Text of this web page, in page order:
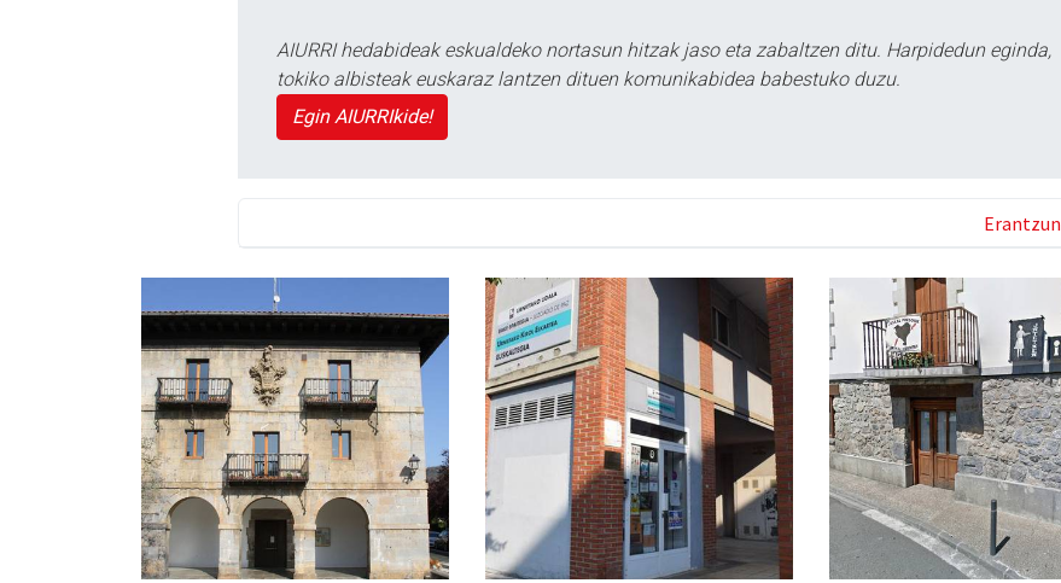
AIURRI hedabideak eskualdeko nortasun hitzak jaso eta zabaltzen ditu. Harpidedun eginda,
tokiko albisteak euskaraz lantzen dituen komunikabidea babestuko duzu.
Egin AIURRIkide!
Erantzun